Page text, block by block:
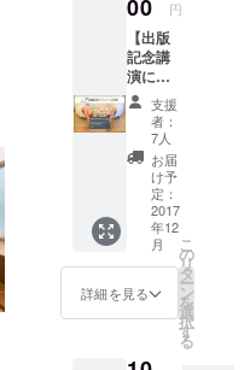
連絡く
ださい
・1人の
北海道
の高校
生に1冊
本が届
く！ ※
柴田が
巡った
高校の
学生
で、ラ
ジオの
インタ
00 円
【出版
記念講
演に参
加希望
の方向
け】 ・
CAMPF
IREのプ
ロジェ
クト
ページ
に名前
をクレ
ジット
※クレ
支援
者：
7人
お届
け予
定：
2017
年12
月
詳細を見る
こ
の
リ
タ
ー
ン
を
選
択
す
る